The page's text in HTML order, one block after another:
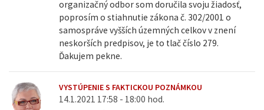
organizačný odbor som doručila svoju žiadosť,
poprosím o stiahnutie zákona č. 302/2001 o
samospráve vyšších územných celkov v znení
neskorších predpisov, je to tlač číslo 279.
Ďakujem pekne.
VYSTÚPENIE S FAKTICKOU POZNÁMKOU
14.1.2021 17:58 - 18:00 hod.